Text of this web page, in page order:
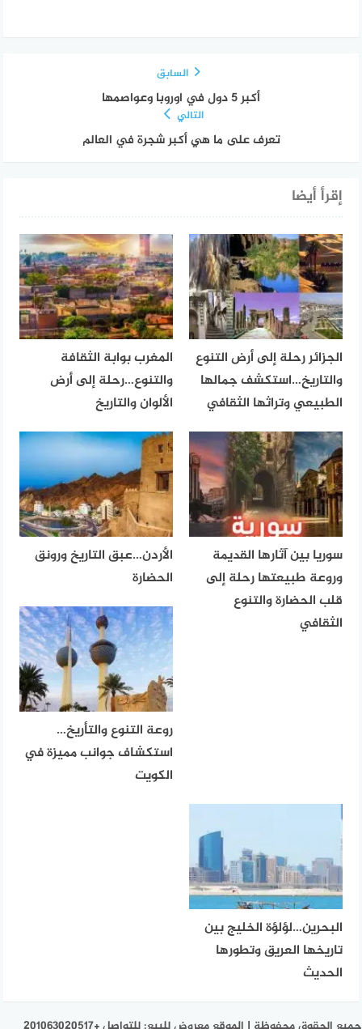
السابق
أكبر 5 دول في اوروبا وعواصمها
التالي
تعرف على ما هي أكبر شجرة في العالم
إقرأ أيضا
الجزائر رحلة إلى أرض التنوع
والتاريخ…استكشف جمالها
الطبيعي وتراثها الثقافي
المغرب بوابة الثقافة
والتنوع…رحلة إلى أرض
الألوان والتاريخ
سوريا بين آثارها القديمة
وروعة طبيعتها رحلة إلى
قلب الحضارة والتنوع
الثقافي
الأردن…عبق التاريخ ورونق
الحضارة
روعة التنوع والتأريخ…
استكشاف جوانب مميزة في
الكويت
البحرين…لؤلؤة الخليج بين
تاريخها العريق وتطورها
الحديث